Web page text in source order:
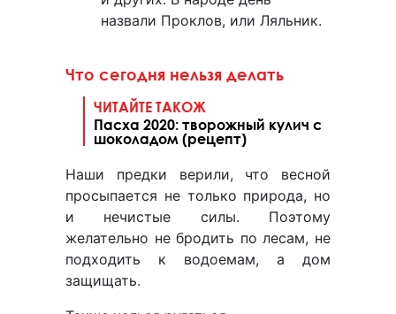
назвали Проклов, или Ляльник.
Что сегодня нельзя делать
ЧИТАЙТЕ ТАКОЖ
Пасха 2020: творожный кулич с
шоколадом (рецепт)
Наши предки верили, что весной
просыпается не только природа, но
и нечистые силы. Поэтому
желательно не бродить по лесам, не
подходить к водоемам, а дом
защищать.